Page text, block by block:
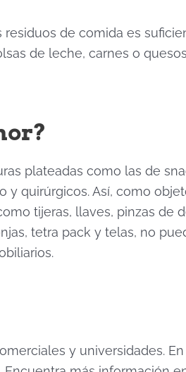
de comida es
de leche, carnes o
plateadas como las de
quirúrgicos. Así, como
tijeras, llaves, pinzas de
tetra pack y telas, no
y universidades.